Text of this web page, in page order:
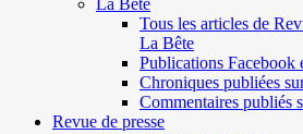
Tous les articles de
La Bête
Publications Facebook
Chroniques publiées
Commentaires publiés
Revue de presse